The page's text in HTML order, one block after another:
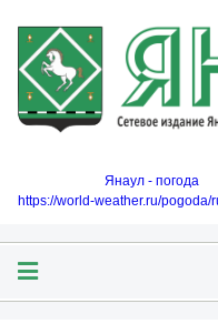
Янаул - погода
https://world-weather.ru/pogoda/